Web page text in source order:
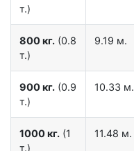
т.)
800 кг. (0.8
т.)
9.19 м.
900 кг. (0.9
т.)
10.33 м.
1000 кг. (1
т.)
11.48 м.